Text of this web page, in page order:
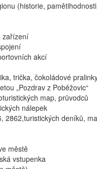
(historie,
zařízení
akcí
trička, čokoládové
„Pozdrav z Poběžovic“
map, průvodců
nálepek
2862,turistických deníků,
městě
vstupenka